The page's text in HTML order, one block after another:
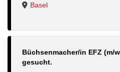
Basel
Büchsenmacher/in EFZ (m/
gesucht.